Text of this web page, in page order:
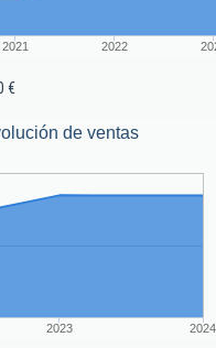
2021 2022
€
de ventas
2023 2024